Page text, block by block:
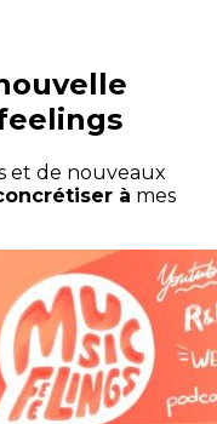
et de nouveaux
à mes